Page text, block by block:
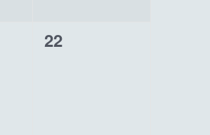
0
22